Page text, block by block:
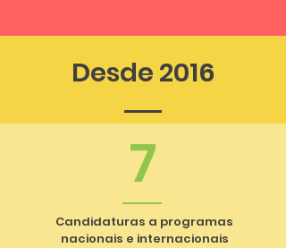
Desde 2016
7
Candidaturas a programas
nacionais e internacionais